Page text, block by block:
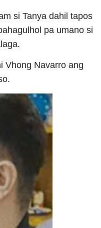
si Tanya dahil tapos
pa umano si
Vhong Navarro ang